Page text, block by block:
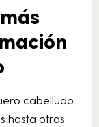
cabelludo
hasta otras